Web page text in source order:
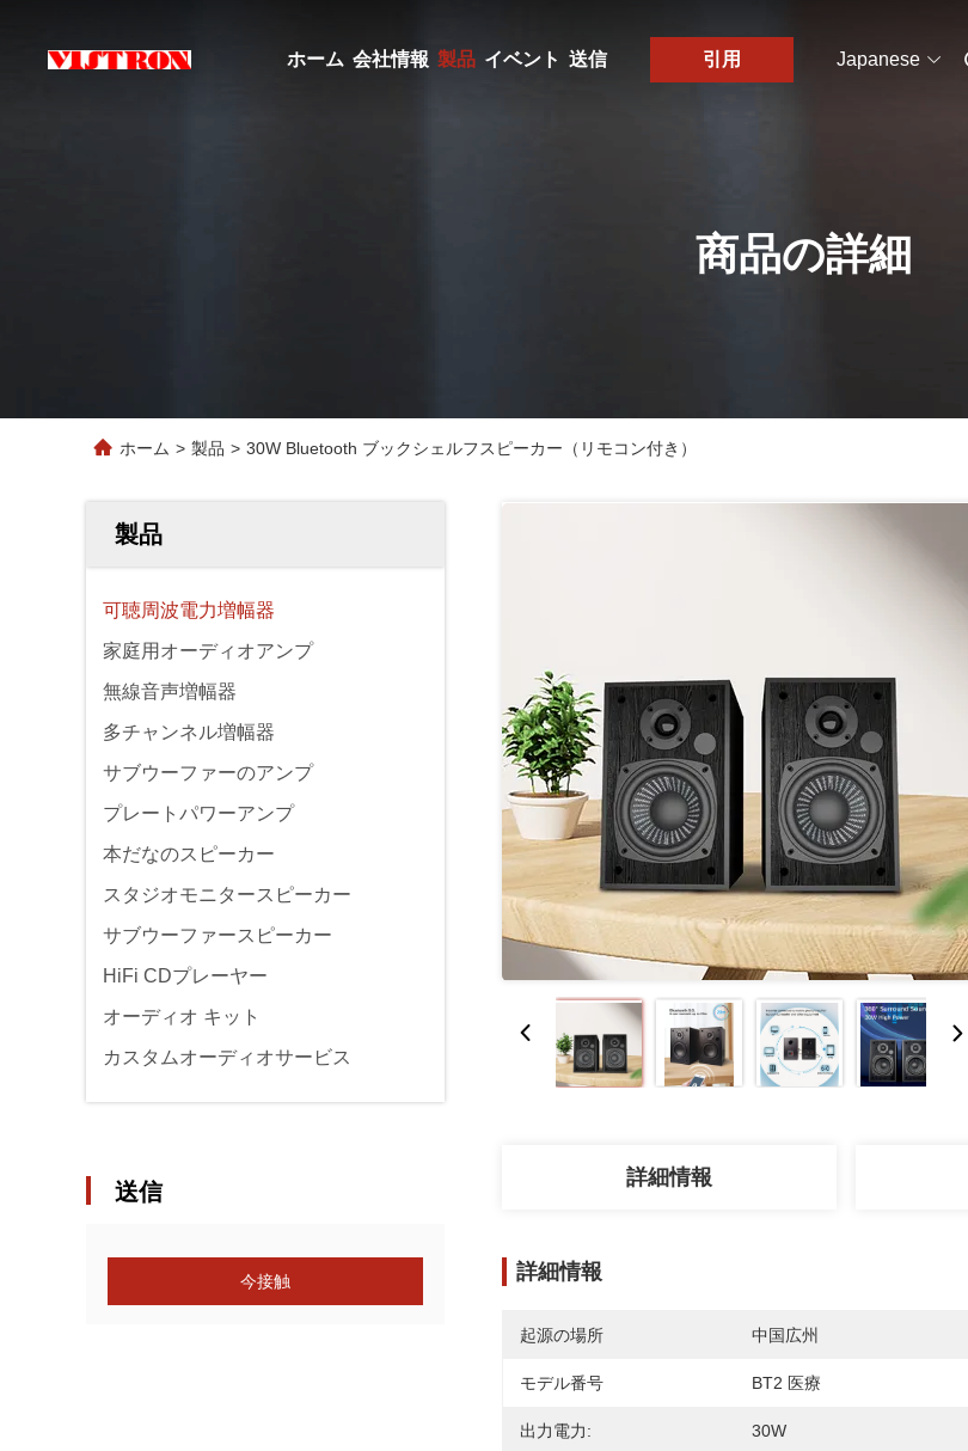
ホーム 会社情報 製品 イベント 送信 引用 Japanese
商品の詳細
ホーム > 製品 > 30W Bluetooth ブックシェルフスピーカー（リモコン付き）
製品
可聴周波電力増幅器
家庭用オーディオアンプ
無線音声増幅器
多チャンネル増幅器
サブウーファーのアンプ
プレートパワーアンプ
本だなのスピーカー
スタジオモニタースピーカー
サブウーファースピーカー
HiFi CDプレーヤー
オーディオ キット
カスタムオーディオサービス
送信
今接触
詳細情報
詳細情報
起源の場所 中国広州
モデル番号 BT2 医療
出力電力: 30W